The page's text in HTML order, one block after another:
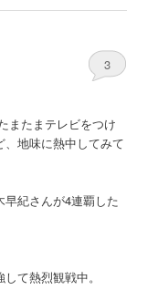
3
またまテレビをつけ
地味に熱中してみて
紀さんが4連覇した
て熱烈観戦中。